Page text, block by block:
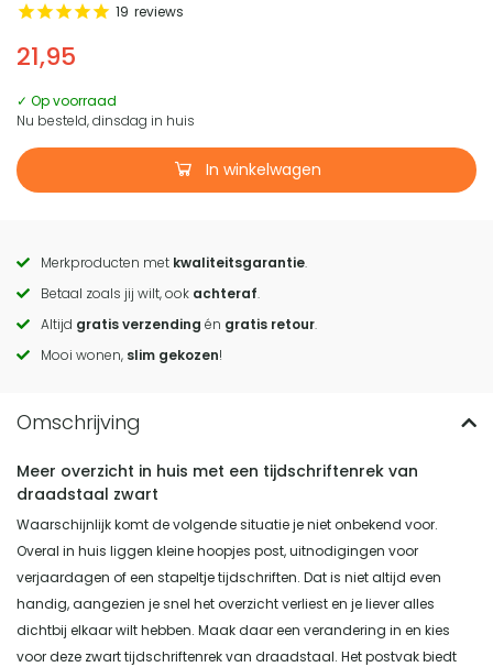
21,95
19 reviews
✓ Op voorraad
Nu besteld, dinsdag in huis
In winkelwagen
Call
to
actions
Merkproducten met kwaliteitsgarantie.
Betaal zoals jij wilt, ook achteraf.
Altijd gratis verzending én gratis retour.
Mooi wonen, slim gekozen!
Meer overzicht in huis met een tijdschriftenrek van
draadstaal zwart
Waarschijnlijk komt de volgende situatie je niet onbekend voor.
Overal in huis liggen kleine hoopjes post, uitnodigingen voor
verjaardagen of een stapeltje tijdschriften. Dat is niet altijd even
handig, aangezien je snel het overzicht verliest en je liever alles
dichtbij elkaar wilt hebben. Maak daar een verandering in en kies
voor deze zwart tijdschriftenrek van draadstaal. Het postvak biedt